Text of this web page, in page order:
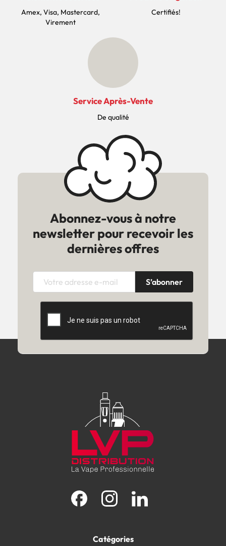
Amex, Visa, Mastercard,
Virement
Certifiés!
Service Après-Vente
De qualité
Abonnez-vous à notre
newsletter pour recevoir les
dernières offres
Catégories
Facebook Instagram